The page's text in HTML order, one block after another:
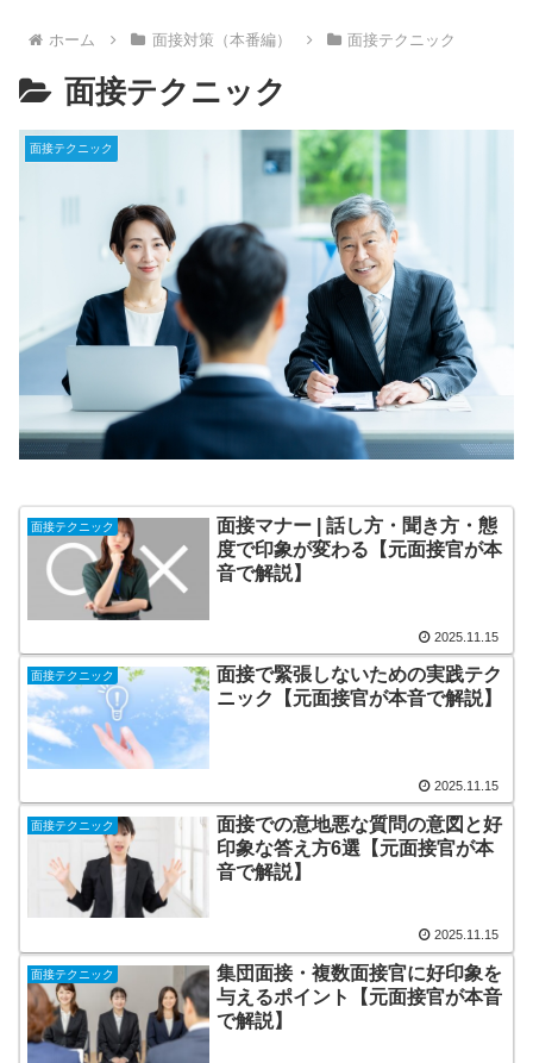
ホーム 面接対策（本番編） 面接テクニック
面接テクニック
面接テクニック
面接テクニック
面接マナー | 話し方・聞き方・態
度で印象が変わる【元面接官が本
音で解説】
2025.11.15
面接テクニック
面接で緊張しないための実践テク
ニック【元面接官が本音で解説】
2025.11.15
面接テクニック
面接での意地悪な質問の意図と好
印象な答え方6選【元面接官が本
音で解説】
2025.11.15
面接テクニック
集団面接・複数面接官に好印象を
与えるポイント【元面接官が本音
で解説】